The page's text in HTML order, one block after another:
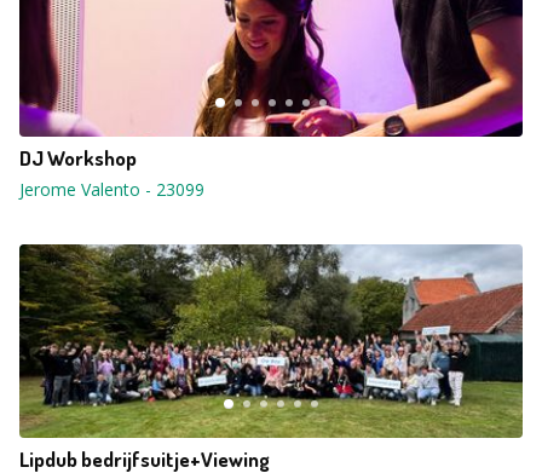
DJ Workshop
Jerome Valento - 23099
Lipdub bedrijfsuitje+Viewing